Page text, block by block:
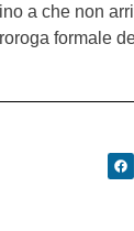
a che non
formale